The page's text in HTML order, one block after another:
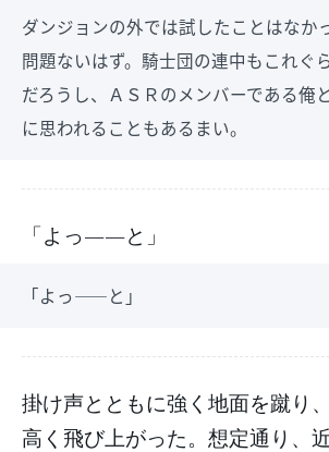
ダンジョンの外では試したことはなか
問題ないはず。騎士団の連中もこれぐ
だろうし、ＡＳＲのメンバーである俺
に思われることもあるまい。
「よっ――と」
「よっ――と」
掛け声とともに強く地面を蹴り
高く飛び上がった。想定通り、